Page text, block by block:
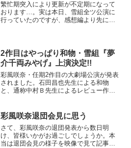
繁忙期突入により更新が不定期になって
おります…。実は本日、雪組全ツ公演に
行っていたのですが、感想編より先に最
組別箱公演ですが、その裏は風色日向の
バウ公演に大決定しました!!公演情...
2作目はやっぱり和物・雪組『夢
介千両みやげ』上演決定!!
彩風咲奈・任期2作目の大劇場公演が発表
されました。石田昌也先生による和物
と、通称中村Ｂ先生によるレビュー作品
劇場／東京宝塚劇場公演】大江戸スクラ
ンブル『夢介千両みやげ』■原作：山手
樹一郎「夢介千両みやげ」■脚本・演出：
石田...
彩風咲奈退団会見に思う
さて、彩風咲奈の退団発表から数日明
け、皆様いかがお過ごしでしょうか。本
当は退団会見の様子を映像で見て記事を